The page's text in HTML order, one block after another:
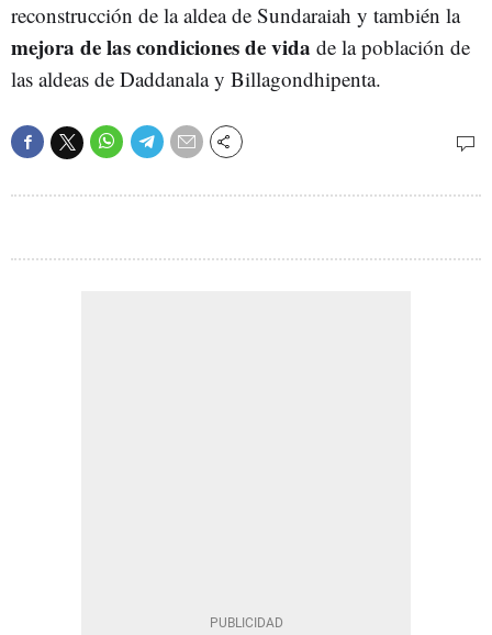
reconstrucción de la aldea de Sundaraiah y también la
mejora de las condiciones de vida de la población de
las aldeas de Daddanala y Billagondhipenta.